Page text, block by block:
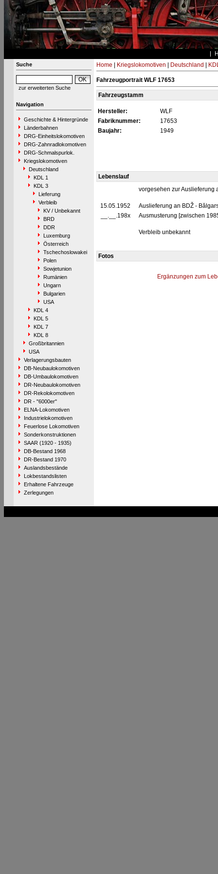
Suche
zur erweiterten Suche
Navigation
Geschichte & Hintergründe
Länderbahnen
DRG-Einheitslokomotiven
DRG-Zahnradlokomotiven
DRG-Schmalspurlok.
Kriegslokomotiven
Deutschland
KDL 1
KDL 3
Lieferung
Verbleib
KV / Unbekannt
BRD
DDR
Luxemburg
Österreich
Tschechoslowakei
Polen
Sowjetunion
Rumänien
Ungarn
Bulgarien
USA
KDL 4
KDL 5
KDL 7
KDL 8
Großbritannien
USA
Verlagerungsbauten
DB-Neubaulokomotiven
DB-Umbaulokomotiven
DR-Neubaulokomotiven
DR-Rekolokomotiven
DR - "6000er"
ELNA-Lokomotiven
Industrielokomotiven
Feuerlose Lokomotiven
Sonderkonstruktionen
SAAR (1920 - 1935)
DB-Bestand 1968
DR-Bestand 1970
Auslandsbestände
Lokbestandslisten
Erhaltene Fahrzeuge
Zerlegungen
Home Kriegslokomotiven Deutschland
Fahrzeugportrait WLF 17653
Fahrzeugstamm
Hersteller:
WLF
Fabriknummer:
17653
Baujahr:
1949
Lebenslauf
vorgesehen zur
15.05.1952
Auslieferung an BDŽ -
__.__.198x
Ausmusterung [zwischen
Verbleib unbekannt
Fotos
Ergänzungen zum